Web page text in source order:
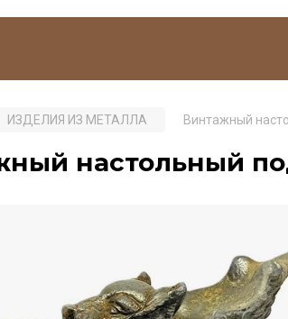
ИЗДЕЛИЯ ИЗ МЕТАЛЛА Винтажный
настольный